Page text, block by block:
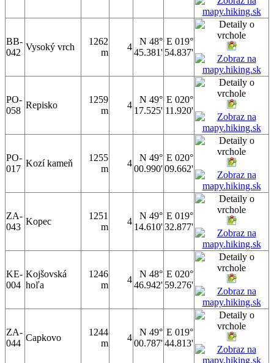
BB-
042
Vysoký vrch
1262
m
4
N 48°
45.381'
E 019°
54.837'
PO-
058
Repisko
1259
m
4
N 49°
17.525'
E 020°
11.920'
PO-
017
Kozí kameň
1255
m
4
N 49°
00.990'
E 020°
09.662'
ZA-
043
Kopec
1251
m
4
N 49°
14.610'
E 019°
32.877'
KE-
004
Kojšovská
hoľa
1246
m
4
N 48°
46.942'
E 020°
59.276'
ZA-
044
Capkovo
1244
m
4
N 49°
00.787'
E 019°
44.813'